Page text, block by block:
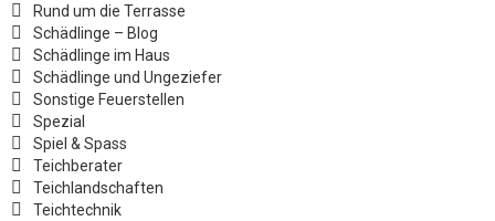
Rund um die Terrasse
Schädlinge – Blog
Schädlinge im Haus
Schädlinge und Ungeziefer
Sonstige Feuerstellen
Spezial
Spiel & Spass
Teichberater
Teichlandschaften
Teichtechnik